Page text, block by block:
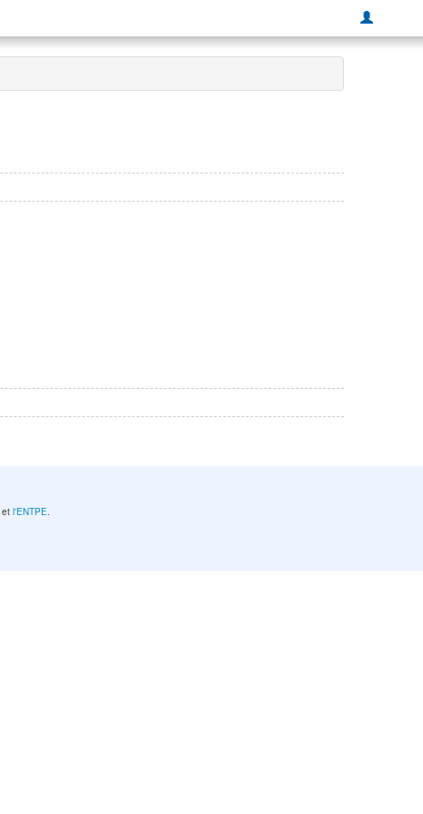
etl'ENTPE.